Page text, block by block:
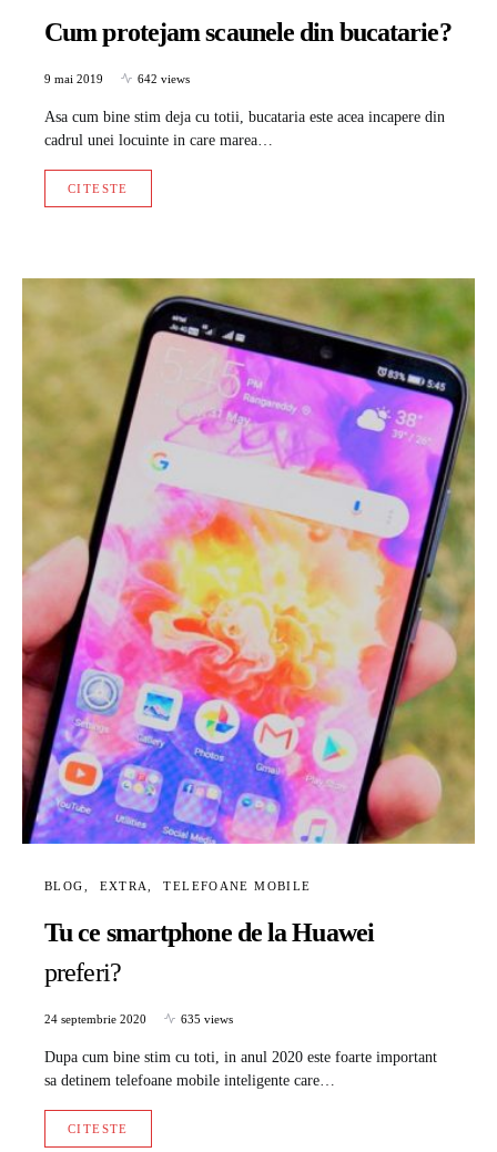
Cum protejam scaunele din bucatarie?
9 mai 2019 642 views
Asa cum bine stim deja cu totii, bucataria este acea incapere din
cadrul unei locuinte in care marea…
CITESTE
BLOG EXTRA TELEFOANE MOBILE
Tu ce smartphone de la Huawei
preferi?
24 septembrie 2020 635 views
Dupa cum bine stim cu toti, in anul 2020 este foarte important
sa detinem telefoane mobile inteligente care…
CITESTE